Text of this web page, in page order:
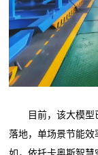
目前，该大模型已
落地，单场景节能效